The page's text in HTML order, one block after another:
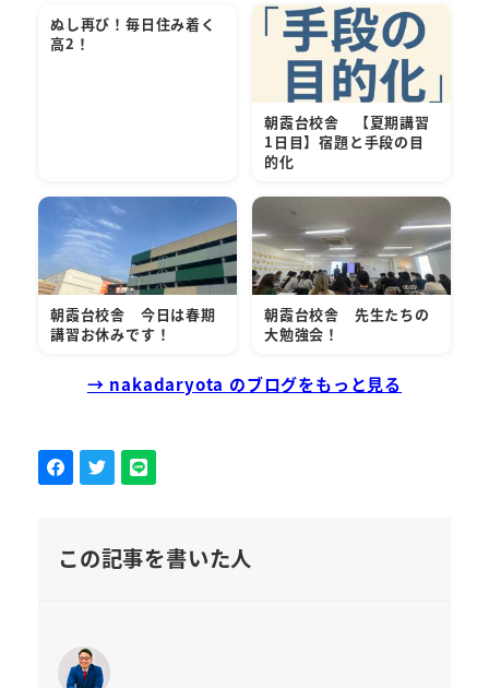
ぬし再び！毎日住み着く
高2！
朝霞台校舎 【夏期講習
1日目】宿題と手段の目
的化
朝霞台校舎 今日は春期
講習お休みです！
朝霞台校舎 先生たちの
大勉強会！
→ nakadaryota のブログをもっと見る
この記事を書いた人